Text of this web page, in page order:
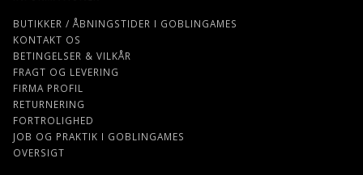
BUTIKKER / ÅBNINGSTIDER I GOBLINGAMES
KONTAKT OS
BETINGELSER & VILKÅR
FRAGT OG LEVERING
FIRMA PROFIL
RETURNERING
FORTROLIGHED
JOB OG PRAKTIK I GOBLINGAMES
OVERSIGT